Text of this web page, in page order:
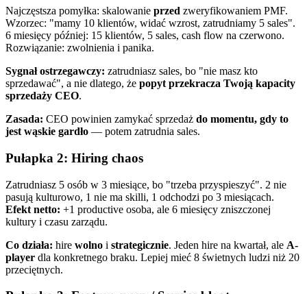
Najczęstsza pomyłka: skalowanie przed zweryfikowaniem PMF.
Wzorzec: "mamy 10 klientów, widać wzrost, zatrudniamy 5 sales".
6 miesięcy później: 15 klientów, 5 sales, cash flow na czerwono.
Rozwiązanie: zwolnienia i panika.
Sygnał ostrzegawczy: zatrudniasz sales, bo "nie masz kto
sprzedawać", a nie dlatego, że popyt przekracza Twoją kapacity
sprzedaży CEO.
Zasada: CEO powinien zamykać sprzedaż do momentu, gdy to
jest wąskie gardło — potem zatrudnia sales.
Pułapka 2: Hiring chaos
Zatrudniasz 5 osób w 3 miesiące, bo "trzeba przyspieszyć". 2 nie
pasują kulturowo, 1 nie ma skilli, 1 odchodzi po 3 miesiącach.
Efekt netto: +1 productive osoba, ale 6 miesięcy zniszczonej
kultury i czasu zarządu.
Co działa: hire wolno i strategicznie. Jeden hire na kwartał, ale A-
player dla konkretnego braku. Lepiej mieć 8 świetnych ludzi niż 20
przeciętnych.